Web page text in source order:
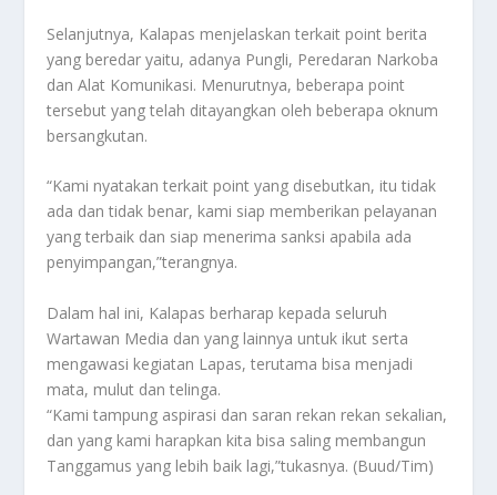
Selanjutnya, Kalapas menjelaskan terkait point berita
yang beredar yaitu, adanya Pungli, Peredaran Narkoba
dan Alat Komunikasi. Menurutnya, beberapa point
tersebut yang telah ditayangkan oleh beberapa oknum
bersangkutan.
“Kami nyatakan terkait point yang disebutkan, itu tidak
ada dan tidak benar, kami siap memberikan pelayanan
yang terbaik dan siap menerima sanksi apabila ada
penyimpangan,”terangnya.
Dalam hal ini, Kalapas berharap kepada seluruh
Wartawan Media dan yang lainnya untuk ikut serta
mengawasi kegiatan Lapas, terutama bisa menjadi
mata, mulut dan telinga.
“Kami tampung aspirasi dan saran rekan rekan sekalian,
dan yang kami harapkan kita bisa saling membangun
Tanggamus yang lebih baik lagi,”tukasnya. (Buud/Tim)